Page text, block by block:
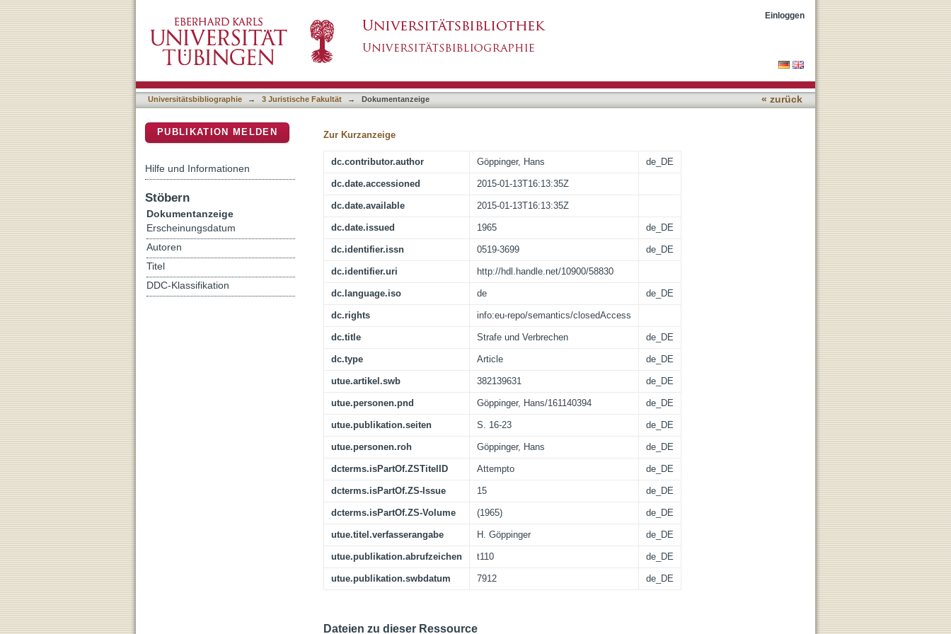
Einloggen
Universitätsbibliographie → 3 Juristische Fakultät → Dokumentanzeige « zurück
Zur Kurzanzeige
dc.contributor.author Göppinger, Hans de_DE
dc.date.accessioned 2015-01-13T16:13:35Z
dc.date.available 2015-01-13T16:13:35Z
dc.date.issued 1965 de_DE
dc.identifier.issn 0519-3699 de_DE
dc.identifier.uri http://hdl.handle.net/10900/58830
dc.language.iso de de_DE
dc.rights info:eu-repo/semantics/closedAccess
dc.title Strafe und Verbrechen de_DE
dc.type Article de_DE
utue.artikel.swb 382139631 de_DE
utue.personen.pnd Göppinger, Hans/161140394 de_DE
utue.publikation.seiten S. 16-23 de_DE
utue.personen.roh Göppinger, Hans de_DE
dcterms.isPartOf.ZSTitelID Attempto de_DE
dcterms.isPartOf.ZS-Issue 15 de_DE
dcterms.isPartOf.ZS-Volume (1965) de_DE
utue.titel.verfasserangabe H. Göppinger de_DE
utue.publikation.abrufzeichen t110 de_DE
utue.publikation.swbdatum 7912 de_DE
Dateien zu dieser Ressource
PUBLIKATION MELDEN
Hilfe und Informationen
Stöbern
Dokumentanzeige
Erscheinungsdatum
Autoren
Titel
DDC-Klassifikation